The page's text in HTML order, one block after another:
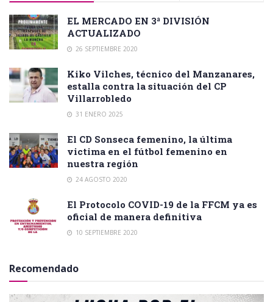
EL MERCADO EN 3ª DIVISIÓN
ACTUALIZADO
26 SEPTIEMBRE 2020
Kiko Vilches, técnico del Manzanares,
estalla contra la situación del CP
Villarrobledo
31 ENERO 2025
El CD Sonseca femenino, la última
victima en el fútbol femenino en
nuestra región
24 AGOSTO 2020
El Protocolo COVID-19 de la FFCM ya es
oficial de manera definitiva
10 SEPTIEMBRE 2020
Recomendado